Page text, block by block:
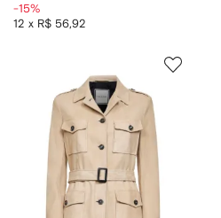
12 x R$ 56,92
-15%